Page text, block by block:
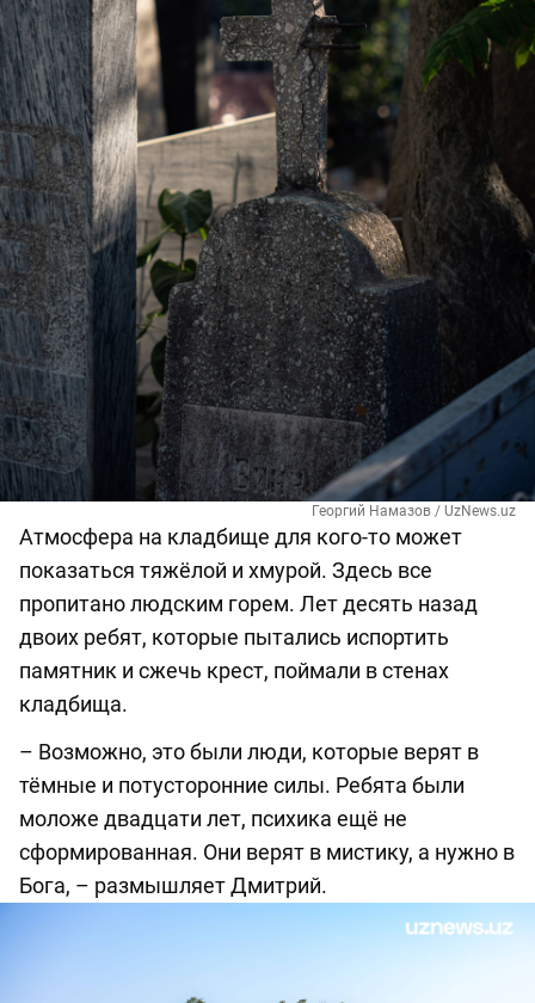
Георгий Намазов / UzNews.uz
Атмосфера на кладбище для кого-то может
показаться тяжёлой и хмурой. Здесь все
пропитано людским горем. Лет десять назад
двоих ребят, которые пытались испортить
памятник и сжечь крест, поймали в стенах
кладбища.
– Возможно, это были люди, которые верят в
тёмные и потусторонние силы. Ребята были
моложе двадцати лет, психика ещё не
сформированная. Они верят в мистику, а нужно в
Бога, – размышляет Дмитрий.